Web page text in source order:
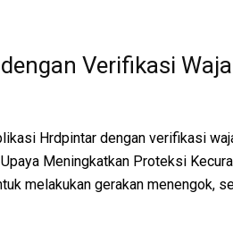
Verifikasi
Hrdpintar dengan verifikasi
Meningkatkan Proteksi
melakukan gerakan menengok,